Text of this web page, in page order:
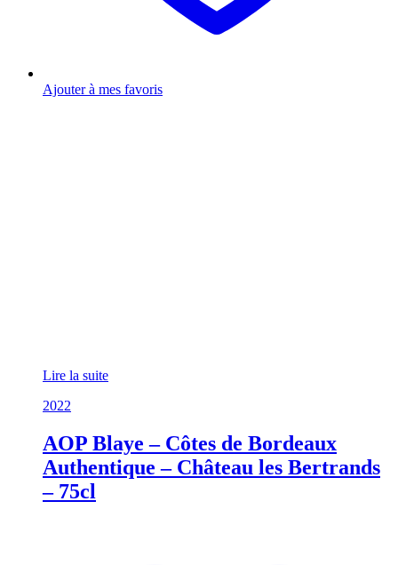
Ajouter à mes favoris
Lire la suite
2022
AOP Blaye – Côtes de Bordeaux
Authentique – Château les Bertrands
– 75cl